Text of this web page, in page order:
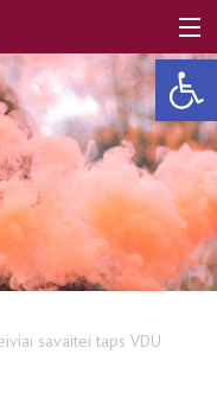
savaitei taps VDU